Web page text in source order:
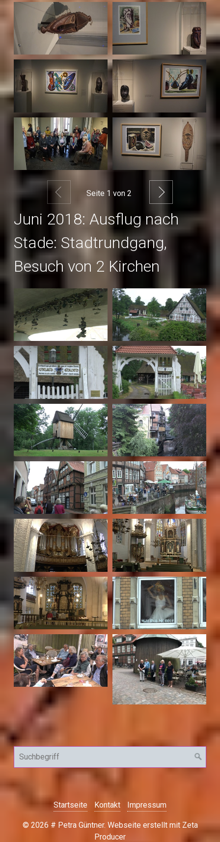
Zurück
Seite 1 von 2
Juni 2018: Ausflug nach
Stade: Stadtrundgang,
Besuch von 2 Kirchen
Startseite Kontakt Impressum
© 2026 # Petra Güntner. Webseite erstellt mit Zeta
Producer